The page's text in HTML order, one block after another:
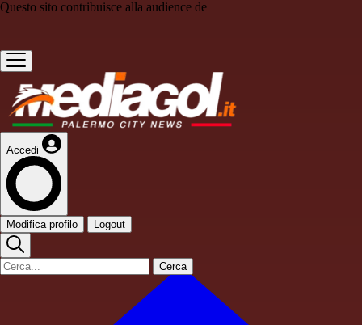
Questo sito contribuisce alla audience de
Accedi
Modifica profilo Logout
Cerca